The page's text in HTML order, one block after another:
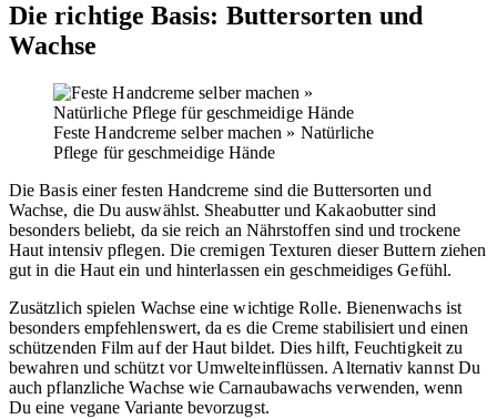
Die richtige Basis: Buttersorten und
Wachse
Feste Handcreme selber machen » Natürliche
Pflege für geschmeidige Hände
Die Basis einer festen Handcreme sind die Buttersorten und
Wachse, die Du auswählst. Sheabutter und Kakaobutter sind
besonders beliebt, da sie reich an Nährstoffen sind und trockene
Haut intensiv pflegen. Die cremigen Texturen dieser Buttern ziehen
gut in die Haut ein und hinterlassen ein geschmeidiges Gefühl.
Zusätzlich spielen Wachse eine wichtige Rolle. Bienenwachs ist
besonders empfehlenswert, da es die Creme stabilisiert und einen
schützenden Film auf der Haut bildet. Dies hilft, Feuchtigkeit zu
bewahren und schützt vor Umwelteinflüssen. Alternativ kannst Du
auch pflanzliche Wachse wie Carnaubawachs verwenden, wenn
Du eine vegane Variante bevorzugst.